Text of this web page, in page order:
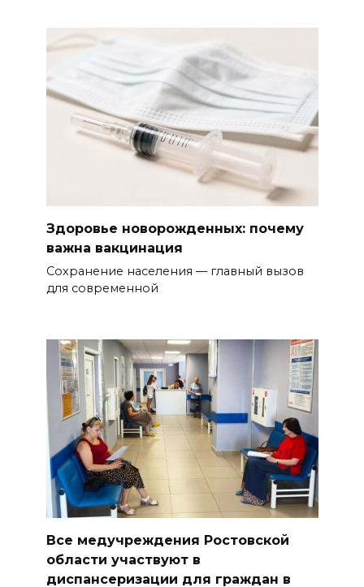
Здоровье новорожденных: почему
важна вакцинация
Сохранение населения — главный вызов
для современной
Все медучреждения Ростовской
области участвуют в
диспансеризации для граждан в